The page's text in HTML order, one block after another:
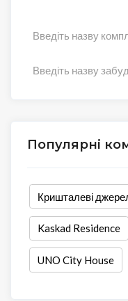
Введіть назву
Введіть назву
Популярні
Кришталеві
Kaskad Residence
UNO City House